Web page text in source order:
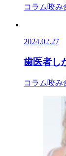
コラム咬み
2024.02.27
歯医者し
コラム咬み